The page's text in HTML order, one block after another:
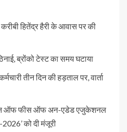
हितेंद्र हैरी के आवास पर की
ब्रोंको टेस्ट का समय घटाया
तीन दिन की हड़ताल पर, वार्ता
ऑफ फीस ऑफ अन-एडेड एजुकेशनल
को दी मंजूरी